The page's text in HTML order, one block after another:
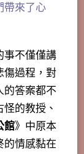
帶來了心
事不僅僅講
傷過程，對
的答案都不
的教授、
館》中原本
的情感黏在